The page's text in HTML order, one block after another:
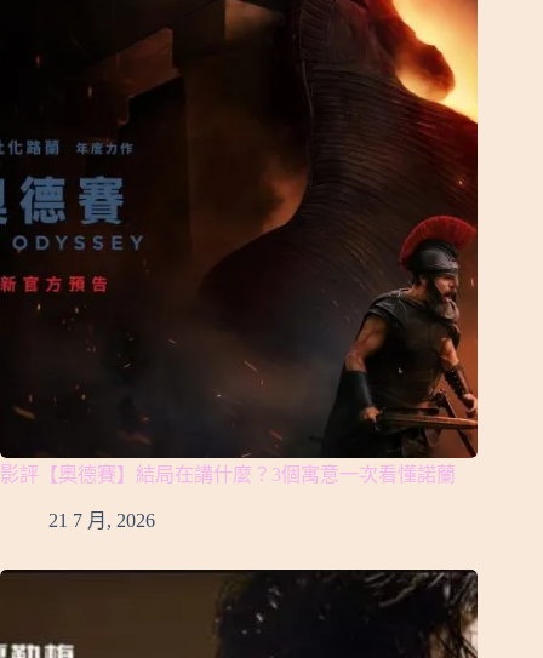
影評【奧德賽】結局在講什麼？3個寓意一次看懂諾蘭
21 7 月, 2026